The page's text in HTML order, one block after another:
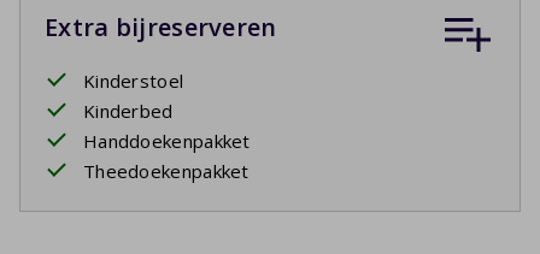
Extra bijreserveren
Kinderstoel
Kinderbed
Handdoekenpakket
Theedoekenpakket